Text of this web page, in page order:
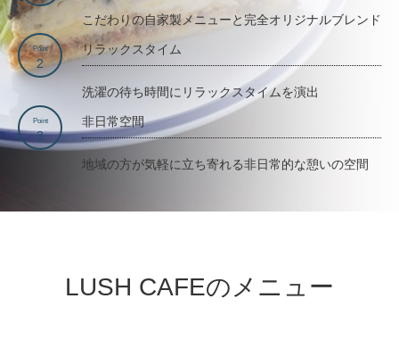
こだわりの自家製メニューと完全オリジナルブレンド
リラックスタイム
洗濯の待ち時間にリラックスタイムを演出
Point
2
非日常空間
地域の方が気軽に立ち寄れる非日常的な憩いの空間
Point
3
LUSH CAFEのメニュー